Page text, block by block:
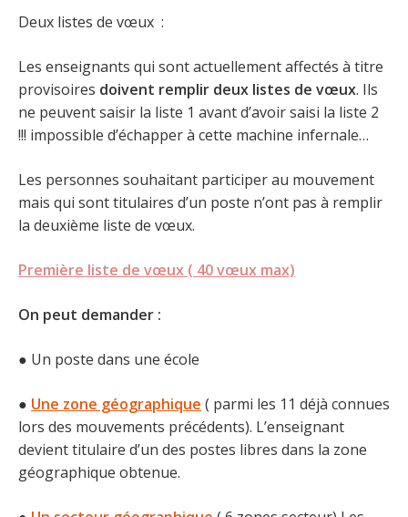
Deux listes de vœux :
Les enseignants qui sont actuellement affectés à titre
provisoires doivent remplir deux listes de vœux. Ils
ne peuvent saisir la liste 1 avant d’avoir saisi la liste 2
!!! impossible d’échapper à cette machine infernale…
Les personnes souhaitant participer au mouvement
mais qui sont titulaires d’un poste n’ont pas à remplir
la deuxième liste de vœux.
Première liste de vœux ( 40 vœux max)
On peut demander :
● Un poste dans une école
● Une zone géographique ( parmi les 11 déjà connues
lors des mouvements précédents). L’enseignant
devient titulaire d’un des postes libres dans la zone
géographique obtenue.